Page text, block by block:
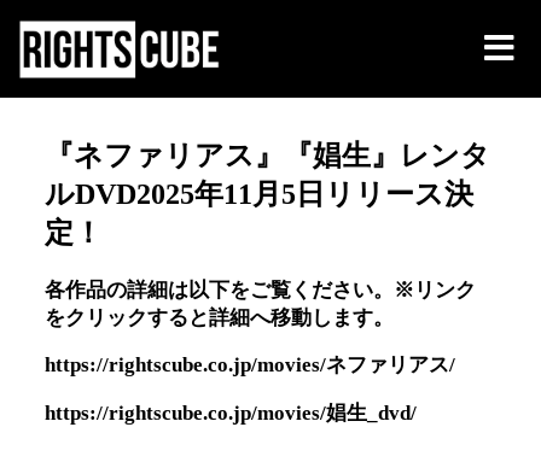
『ネファリアス』『娼生』レンタ
ルDVD2025年11月5日リリース決
定！
各作品の詳細は以下をご覧ください。※リンク
をクリックすると詳細へ移動します。
https://rightscube.co.jp/movies/ネファリアス/
https://rightscube.co.jp/movies/娼生_dvd/